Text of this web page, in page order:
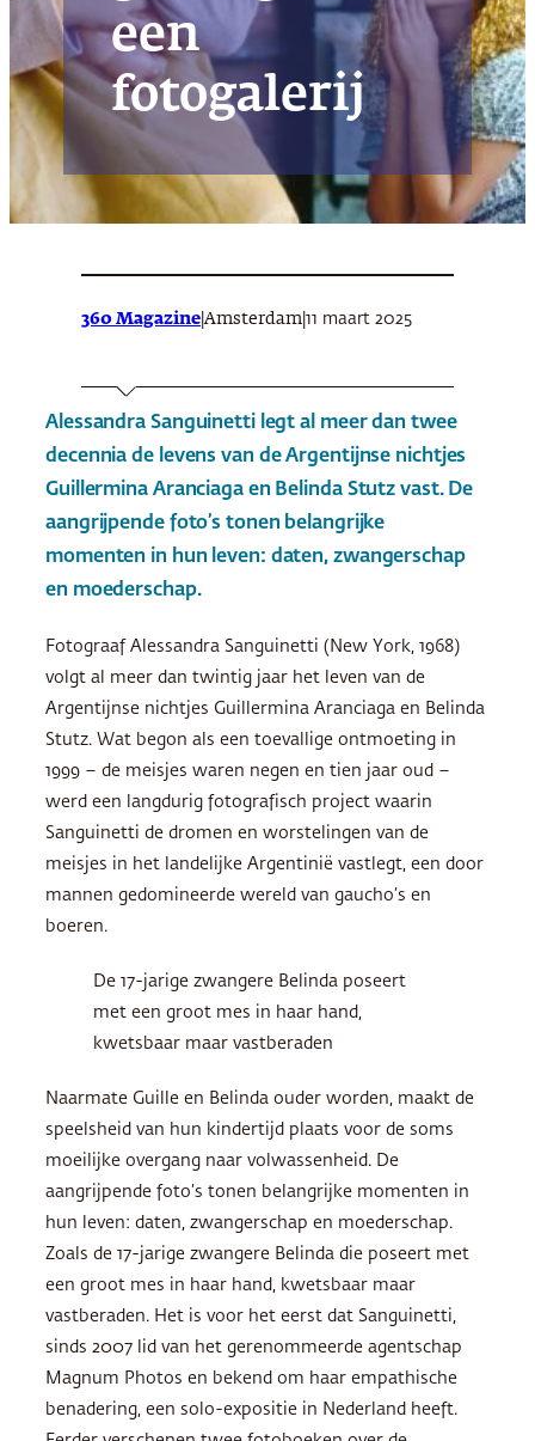
een
fotogalerij
360 Magazine Amsterdam 11 maart 2025
Alessandra Sanguinetti legt al meer dan twee
decennia de levens van de Argentijnse nichtjes
Guillermina Aranciaga en Belinda Stutz vast. De
aangrijpende foto’s tonen belangrijke
momenten in hun leven: daten, zwangerschap
en moederschap.
Fotograaf Alessandra Sanguinetti (New York, 1968)
volgt al meer dan twintig jaar het leven van de
Argentijnse nichtjes Guillermina Aranciaga en Belinda
Stutz. Wat begon als een toevallige ontmoeting in
1999 – de meisjes waren negen en tien jaar oud –
werd een langdurig fotografisch project waarin
Sanguinetti de dromen en worstelingen van de
meisjes in het landelijke Argentinië vastlegt, een door
mannen gedomineerde wereld van gaucho’s en
boeren.
De 17-jarige zwangere Belinda poseert
met een groot mes in haar hand,
kwetsbaar maar vastberaden
Naarmate Guille en Belinda ouder worden, maakt de
speelsheid van hun kindertijd plaats voor de soms
moeilijke overgang naar volwassenheid. De
aangrijpende foto’s tonen belangrijke momenten in
hun leven: daten, zwangerschap en moederschap.
Zoals de 17-jarige zwangere Belinda die poseert met
een groot mes in haar hand, kwetsbaar maar
vastberaden. Het is voor het eerst dat Sanguinetti,
sinds 2007 lid van het gerenommeerde agentschap
Magnum Photos en bekend om haar empathische
benadering, een solo-expositie in Nederland heeft.